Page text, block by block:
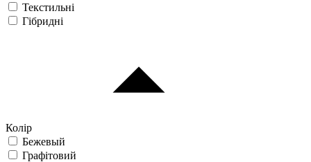
Текстильні
Гібридні
Колір
Бежевый
Графітовий